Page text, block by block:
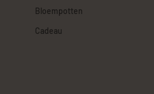
Bloempotten
Cadeau